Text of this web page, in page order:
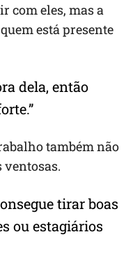
com eles, mas a
está presente
dela, então
também não
ventosas.
tirar boas
ou estagiários